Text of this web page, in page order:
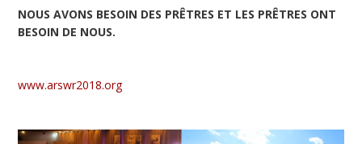
NOUS AVONS BESOIN DES PRÊTRES ET LES PRÊTRES ONT
BESOIN DE NOUS.
www.arswr2018.org